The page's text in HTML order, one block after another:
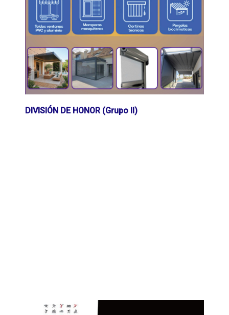
DIVISIÓN DE HONOR (Grupo II)